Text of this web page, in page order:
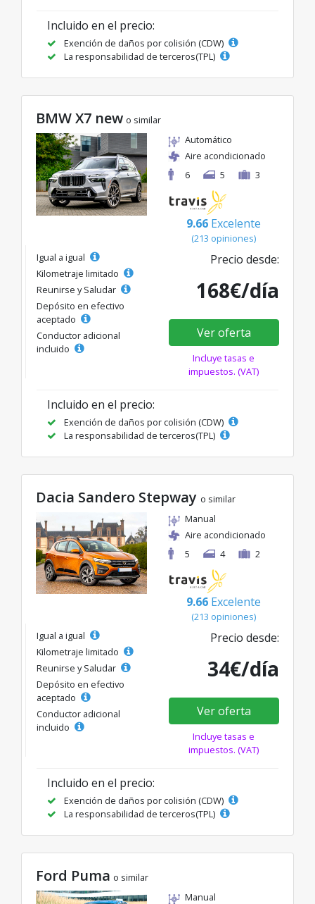
Incluido en el precio:
Exención de daños por colisión (CDW)
La responsabilidad de terceros(TPL)
BMW X7 new o similar
Automático
Aire acondicionado
6
5 3
9.66 Excelente
(213 opiniones)
Igual a igual
Kilometraje limitado
Reunirse y Saludar
Depósito en efectivo
aceptado
Conductor adicional
incluido
Precio desde:
168€/día
Ver oferta
Incluye tasas e
impuestos. (VAT)
Incluido en el precio:
Exención de daños por colisión (CDW)
La responsabilidad de terceros(TPL)
Dacia Sandero Stepway o similar
Manual
Aire acondicionado
5
4 2
9.66 Excelente
(213 opiniones)
Igual a igual
Kilometraje limitado
Reunirse y Saludar
Depósito en efectivo
aceptado
Conductor adicional
incluido
Precio desde:
34€/día
Ver oferta
Incluye tasas e
impuestos. (VAT)
Incluido en el precio:
Exención de daños por colisión (CDW)
La responsabilidad de terceros(TPL)
Ford Puma o similar
Manual